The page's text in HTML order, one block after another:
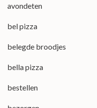
avondeten
bel pizza
belegde broodjes
bella pizza
bestellen